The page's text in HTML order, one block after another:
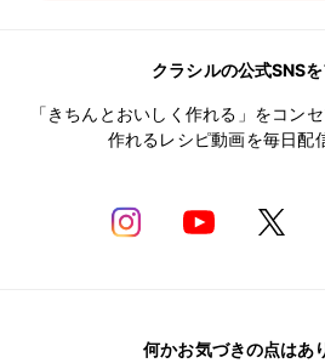
クラシルの公式SNS
「きちんとおいしく作れる」をコン
作れるレシピ動画を毎日配
何かお気づきの点はあ